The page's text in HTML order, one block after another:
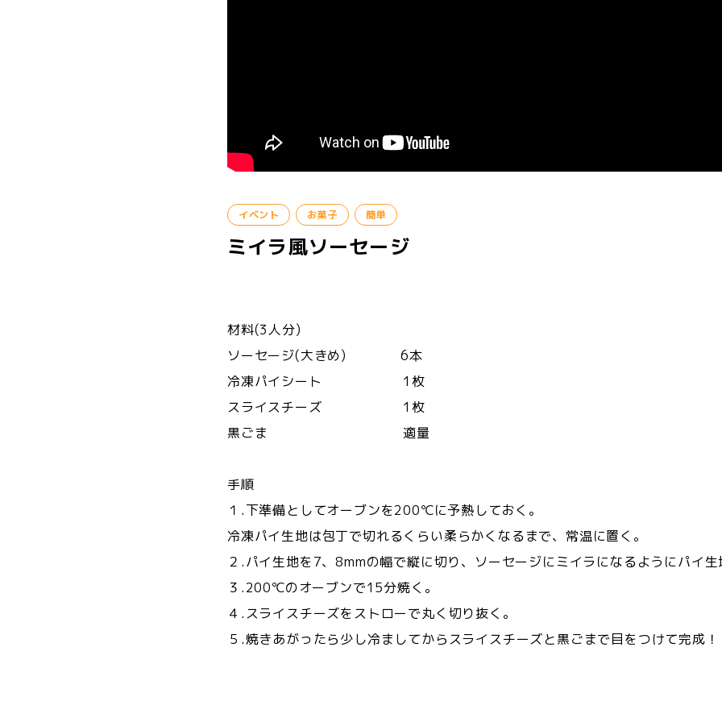
イベント お菓子 簡単
ミイラ風ソーセージ
材料(3人分)
ソーセージ(大きめ) 6本
冷凍パイシート 1枚
スライスチーズ 1枚
黒ごま 適量
手順
１.下準備としてオーブンを200℃に予熱しておく。
冷凍パイ生地は包丁で切れるくらい柔らかくなるまで、常温に置く。
２.パイ生地を7、8mmの幅で縦に切り、ソーセージにミイラになるようにパイ生
３.200℃のオーブンで15分焼く。
４.スライスチーズをストローで丸く切り抜く。
５.焼きあがったら少し冷ましてからスライスチーズと黒ごまで目をつけて完成！